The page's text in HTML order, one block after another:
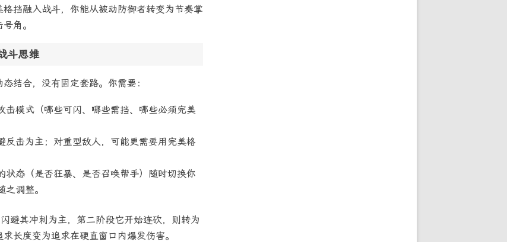
挡融入战斗，你能从被动防御者转变为节奏掌
角。
斗思维
结合，没有固定套路。你需要：
击模式（哪些可闪、哪些需挡、哪些必须完美
反击为主；对重型敌人，可能更需要用完美格
状态（是否狂暴、是否召唤帮手）随时切换你
调整。
避其冲刺为主，第二阶段它开始连砍，则转为
长度变为追求在硬直窗口内爆发伤害。